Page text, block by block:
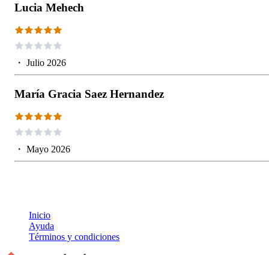
Lucia Mehech
・ Julio 2026
María Gracia Saez Hernandez
・ Mayo 2026
Inicio
Ayuda
Términos y condiciones